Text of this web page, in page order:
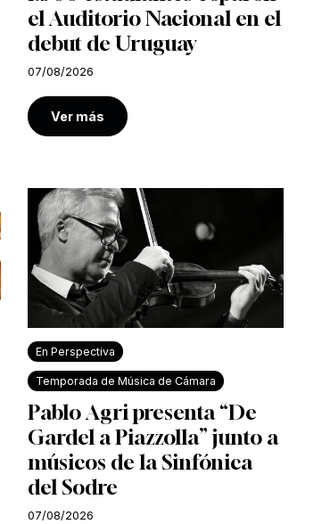
el Auditorio Nacional en el
debut de Uruguay
07/08/2026
Ver más
En Perspectiva
Temporada de Música de Cámara
Pablo Agri presenta “De
Gardel a Piazzolla” junto a
músicos de la Sinfónica
del Sodre
07/08/2026